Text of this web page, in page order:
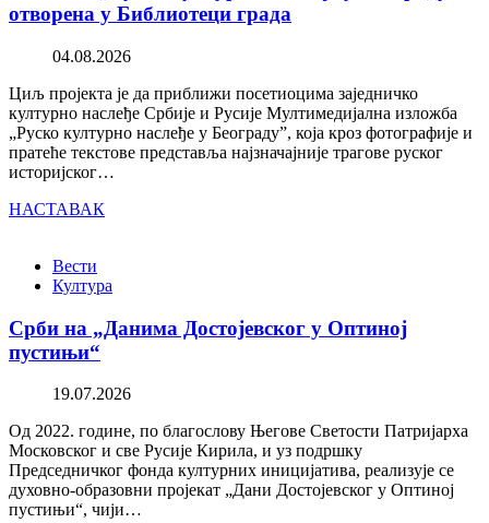
отворена у Библиотеци града
04.08.2026
Циљ пројекта је да приближи посетиоцима заједничко
културно наслеђе Србије и Русије Мултимедијална изложба
„Руско културно наслеђе у Београду”, која кроз фотографије и
пратеће текстове представља најзначајније трагове руског
историјског…
НАСТАВАК
Вести
Култура
Срби на „Данима Достојевског у Оптиној
пустињи“
19.07.2026
Од 2022. године, по благослову Његове Светости Патријарха
Московског и све Русије Кирила, и уз подршку
Председничког фонда културних иницијатива, реализује се
духовно-образовни пројекат „Дани Достојевског у Оптиној
пустињи“, чији…